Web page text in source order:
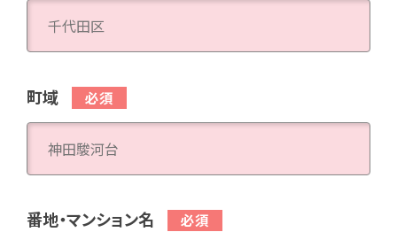
町域
番地・マンション名